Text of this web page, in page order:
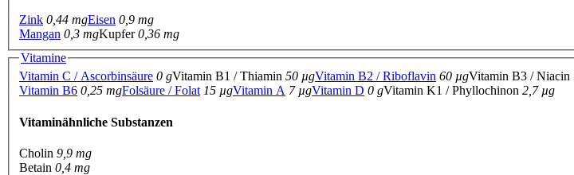
Zink 0,44 mgEisen 0,9 mg
Mangan 0,3 mgKupfer0,36 mg
Vitamine
Vitamin C / Ascorbinsäure 0 gVitamin B1 / Thiamin 50 µgVitamin B2 / Riboflavin 60 µgVitamin B3 / Niacin
Vitamin B6 0,25 mgFolsäure / Folat 15 µgVitamin A 7 µgVitamin D 0 gVitamin K1 / Phyllochinon 2,7 µg
Vitaminähnliche Substanzen
Cholin 9,9 mg
Betain 0,4 mg